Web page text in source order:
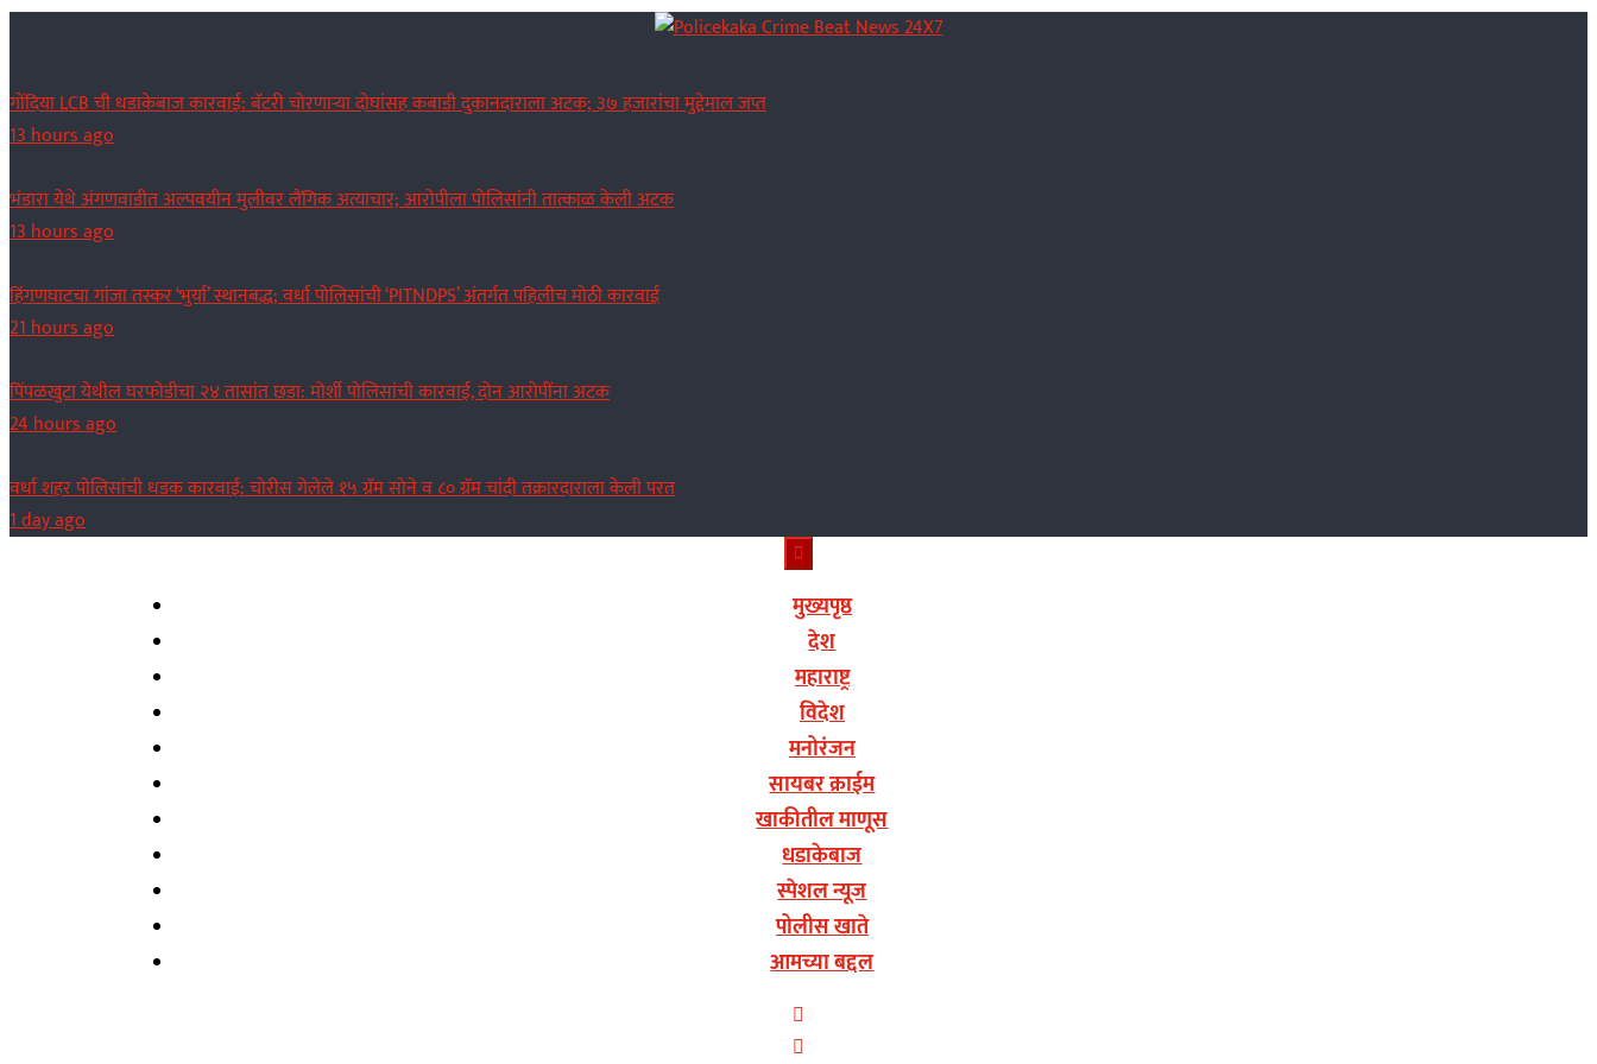
content
गोंदिया LCB ची धडाकेबाज कारवाई: बॅटरी चोरणाऱ्या दोघांसह कबाडी दुकानदाराला अटक; ३७ हजारांचा मुद्देमाल जप्त
13 hours ago
भंडारा येथे अंगणवाडीत अल्पवयीन मुलीवर लैंगिक अत्याचार; आरोपीला पोलिसांनी तात्काळ केली अटक
13 hours ago
हिंगणघाटचा गांजा तस्कर ‘भुर्या’ स्थानबद्ध; वर्धा पोलिसांची ‘PITNDPS’ अंतर्गत पहिलीच मोठी कारवाई
21 hours ago
पिंपळखुटा येथील घरफोडीचा २४ तासांत छडा: मोर्शी पोलिसांची कारवाई, दोन आरोपींना अटक
24 hours ago
वर्धा शहर पोलिसांची धडक कारवाई: चोरीस गेलेले १५ ग्रॅम सोने व ८० ग्रॅम चांदी तक्रारदाराला केली परत
1 day ago
मुख्यपृष्ठ
देश
महाराष्ट्र
विदेश
मनोरंजन
सायबर क्राईम
खाकीतील माणूस
धडाकेबाज
स्पेशल न्यूज
पोलीस खाते
आमच्या बद्दल